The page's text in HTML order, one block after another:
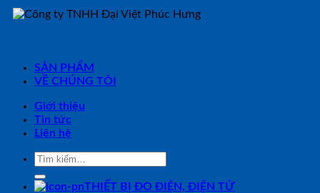
SẢN PHẨM
VỀ CHÚNG TÔI
Giới thiệu
Tin tức
Liên hệ
Tìm
kiếm:
THIẾT BỊ ĐO ĐIỆN, ĐIỆN TỬ